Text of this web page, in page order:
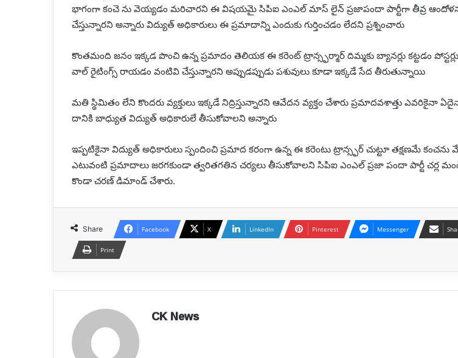
భాగంగా కంచె ను వెయ్యడం మరిచారని ఈ విషయమై సిపిఐ ఎంఎల్ మాస్ లైన్ ప్రజాపందా పార్టీగా తీవ్ర ఆందోళన
చేస్తున్నారని అన్నారు విద్యుత్ అధికారులు ఈ ప్రమాదాన్ని ఎందుకు గుర్తించడం లేదని ప్రశ్నించారు
కొంతమంది జనం ఇక్కడ పొంచి ఉన్న ప్రమాదం తెలియక ఈ కరెంట్ ట్రాన్స్ఫర్మార్ దిమ్మకు బ్యానర్లు కట్టడం
వాల్ రైటింగ్స్ రాయడం వంటివి చేస్తున్నారని అప్పుడప్పుడు పశువులు కూడా ఇక్కడే సేద తీరుతున్నాయి
మతి స్థిమితం లేని కొందరు వ్యక్తులు ఇక్కడే నిద్రిస్తున్నారని ఆవేదన వ్యక్తం చేశారు ప్రమాదవశాత్తు ఎవరికైనా
దానికి బాధ్యుత విద్యుత్ అధికారులే తీసుకోవాలని అన్నారు
ఇప్పటికైనా విద్యుత్ అధికారులు స్పందించి ప్రమాద కరంగా ఉన్న ఈ కరెంటు ట్రాన్స్ఫర్ చుట్టూ తక్షణమే
ఎటువంటి ప్రమాదాలు జరగకుండా త్వరితగతిన చర్యలు తీసుకోవాలని సిపిఐ ఎంఎల్ ప్రజా పందా పార్టీ చర్ల
కొండా చరణ్ డిమాండ్ చేశారు.
Share Facebook X LinkedIn Pinterest Messenger
Print
CK News
పోయినా
పెట్టొద్దా
?’..